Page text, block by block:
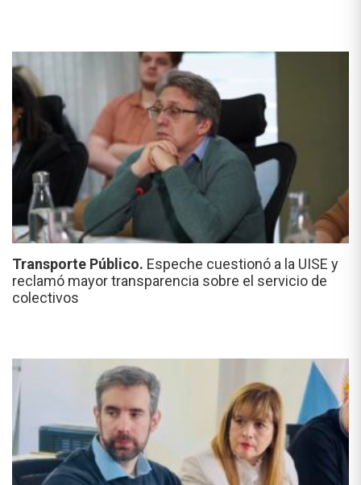
Transporte Público. Espeche cuestionó a la UISE y
reclamó mayor transparencia sobre el servicio de
colectivos